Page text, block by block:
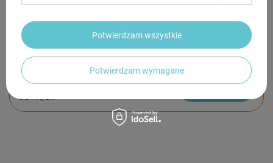
Potrzebujesz pomocy? Masz pytania?
Zadaj pytanie a my odpowiemy niezwłocznie,
dla innych.
Potwierdzam wymagane
Potwierdzam wszystkie